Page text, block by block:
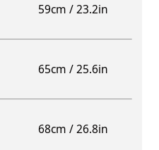
59cm / 23.2in
65cm / 25.6in
68cm / 26.8in